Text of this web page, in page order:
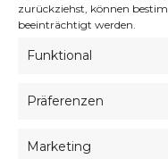
zurückziehst, können
beeinträchtigt werden.
Funktional
Präferenzen
Marketing
erstmal auf WP